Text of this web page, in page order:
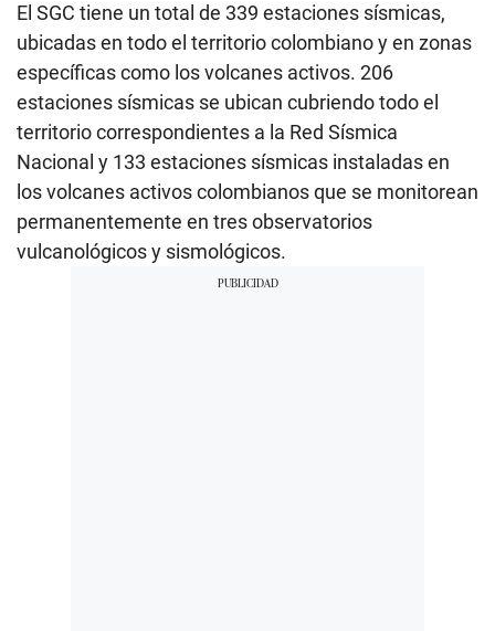
El SGC tiene un total de 339 estaciones sísmicas,
ubicadas en todo el territorio colombiano y en zonas
específicas como los volcanes activos. 206
estaciones sísmicas se ubican cubriendo todo el
territorio correspondientes a la Red Sísmica
Nacional y 133 estaciones sísmicas instaladas en
los volcanes activos colombianos que se monitorean
permanentemente en tres observatorios
vulcanológicos y sismológicos.